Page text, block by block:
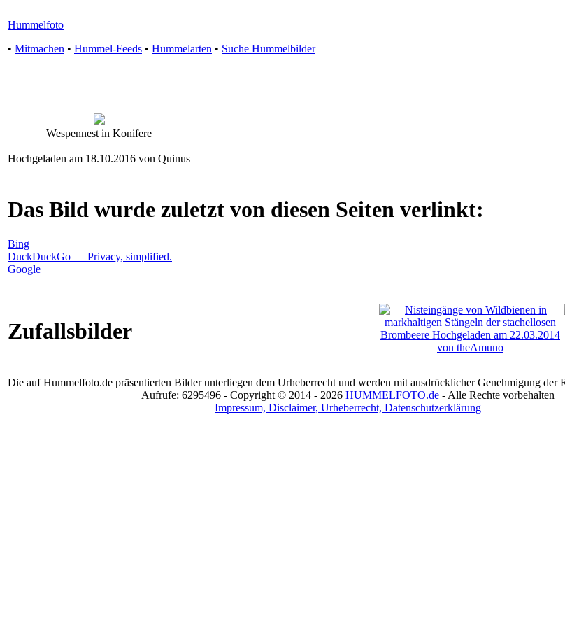
Hummelfoto
• Mitmachen • Hummel-Feeds • Hummelarten • Suche Hummelbilder
Wespennest in Konifere
Hochgeladen am 18.10.2016 von Quinus
Das Bild wurde zuletzt von diesen Seiten verlinkt:
Bing
DuckDuckGo — Privacy, simplified.
Google
Zufallsbilder
Die auf Hummelfoto.de präsentierten Bilder unterliegen dem Urheberrecht und werden mit ausdrücklicher Genehmigung der
Aufrufe: 6295496 - Copyright © 2014 - 2026 HUMMELFOTO.de - Alle Rechte vorbehalten
Impressum, Disclaimer, Urheberrecht, Datenschutzerklärung